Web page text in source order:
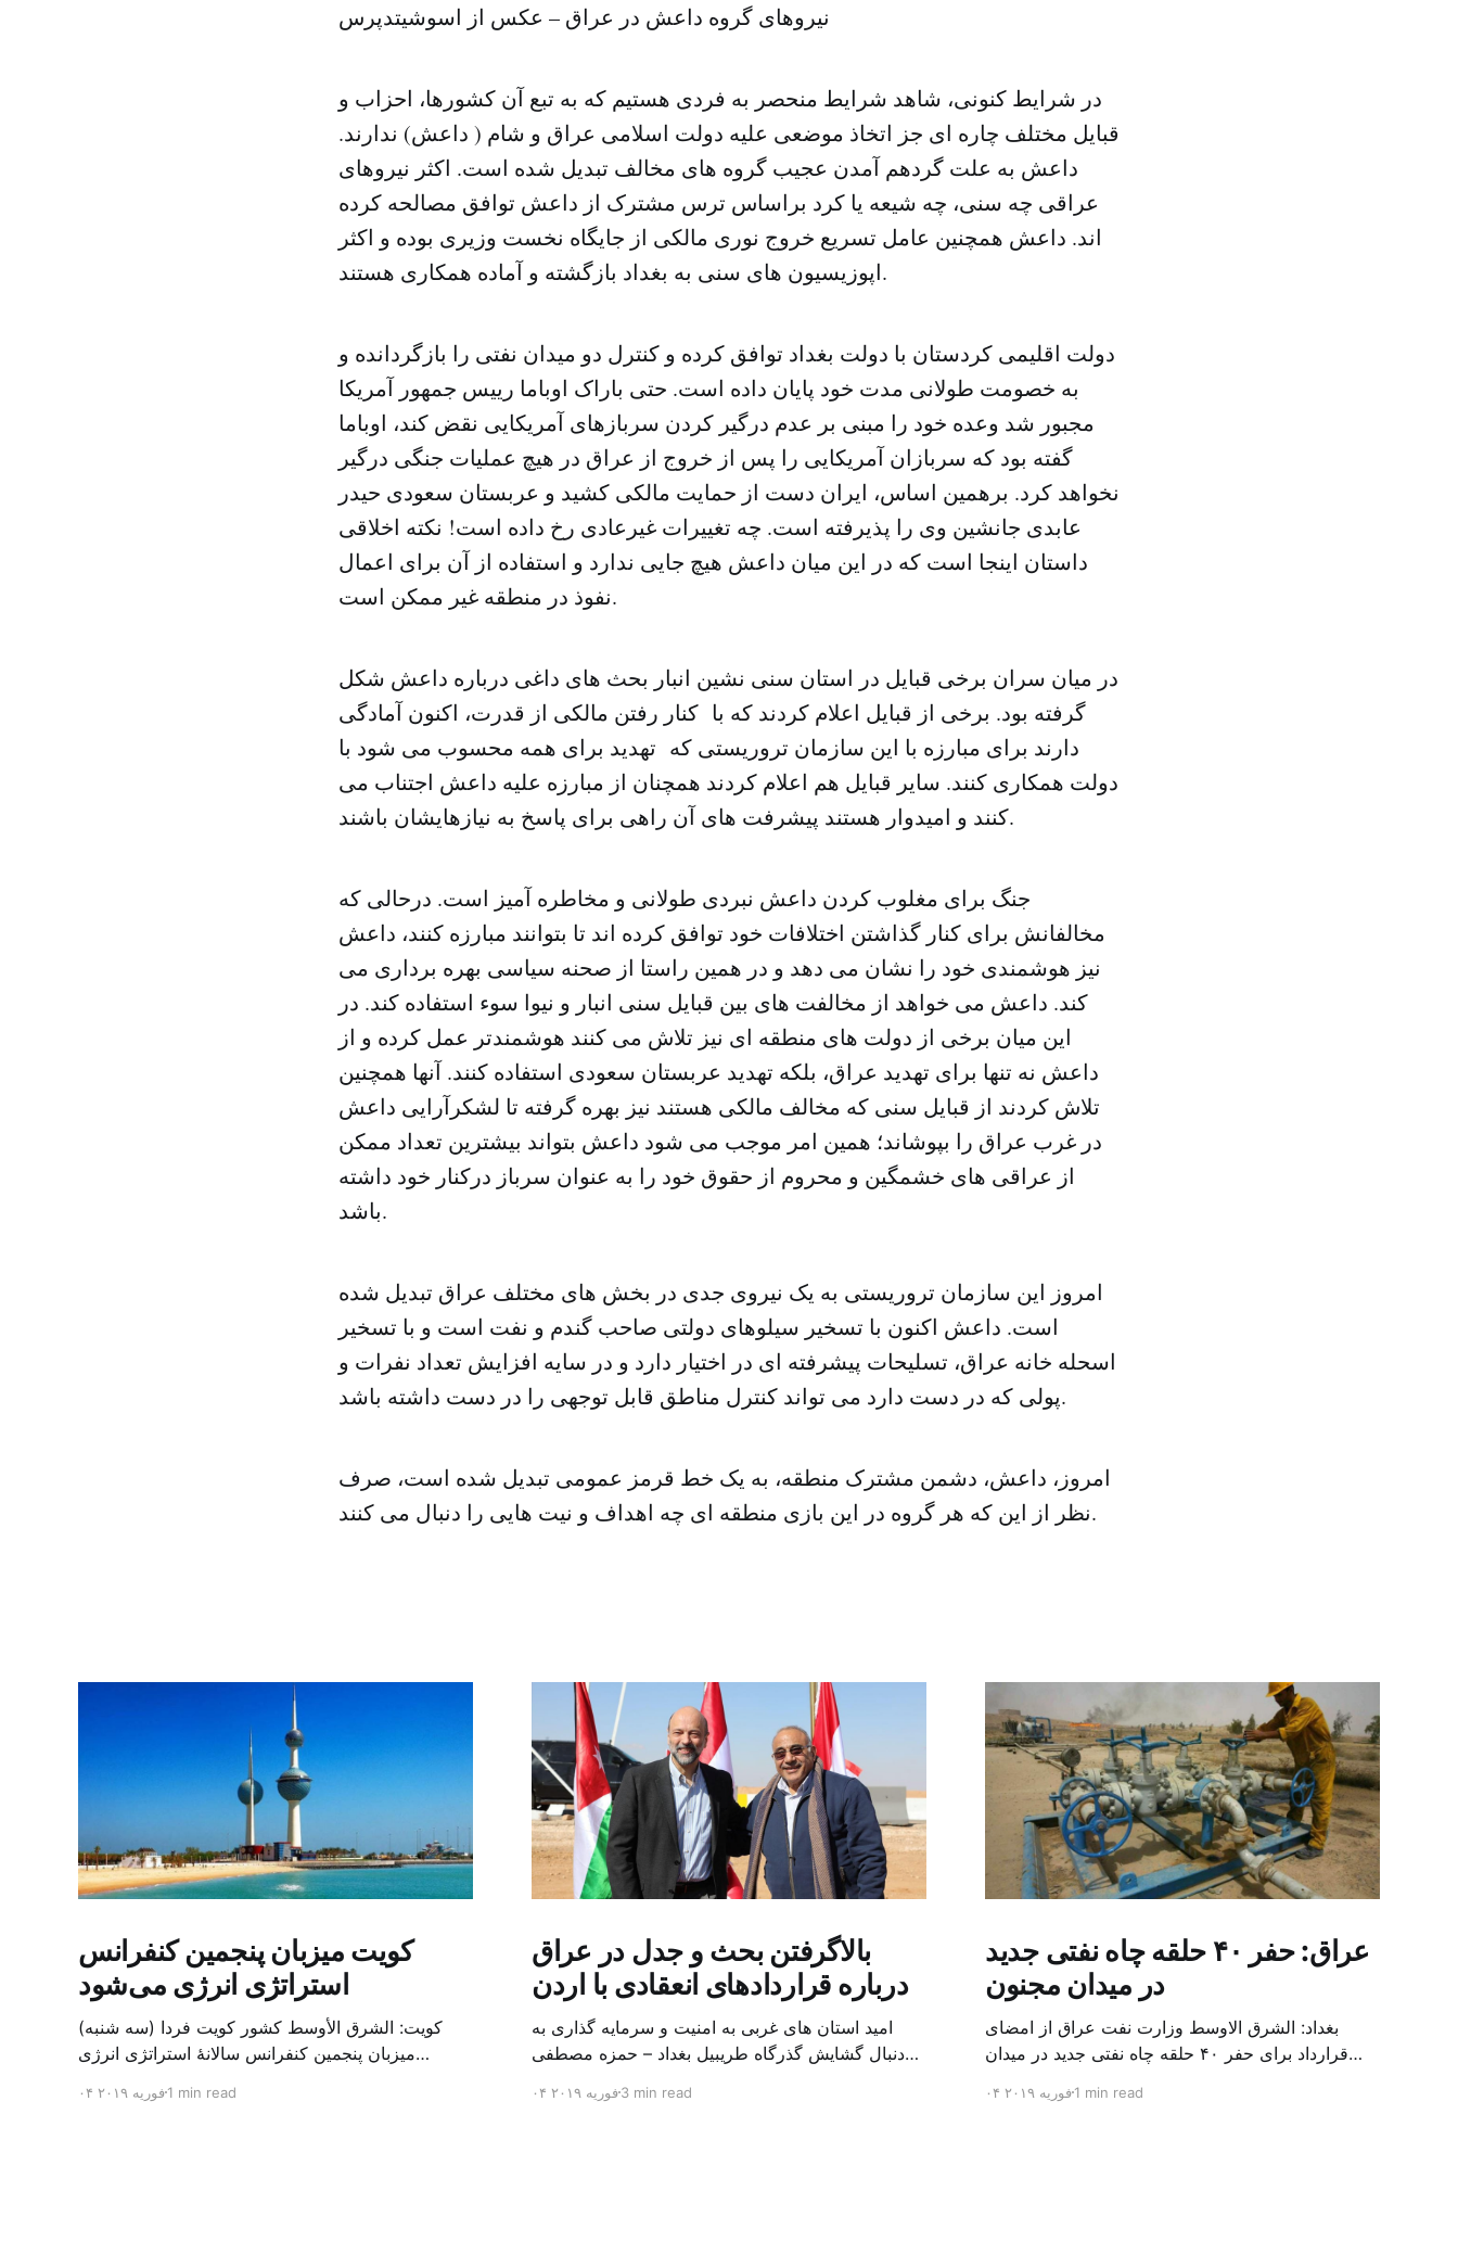
نیروهای گروه داعش در عراق – عکس از اسوشیتدپرس
در شرایط کنونی، شاهد شرایط منحصر به فردی هستیم که به تبع آن کشورها، احزاب و
قبایل مختلف چاره ای جز اتخاذ موضعی علیه دولت اسلامی عراق و شام ( داعش) ندارند.
داعش به علت گردهم آمدن عجیب گروه های مخالف تبدیل شده است. اکثر نیروهای
عراقی چه سنی، چه شیعه یا کرد براساس ترس مشترک از داعش توافق مصالحه کرده
اند. داعش همچنین عامل تسریع خروج نوری مالکی از جایگاه نخست وزیری بوده و اکثر
اپوزیسیون های سنی به بغداد بازگشته و آماده همکاری هستند.
دولت اقلیمی کردستان با دولت بغداد توافق کرده و کنترل دو میدان نفتی را بازگردانده و
به خصومت طولانی مدت خود پایان داده است. حتی باراک اوباما رییس جمهور آمریکا
مجبور شد وعده خود را مبنی بر عدم درگیر کردن سربازهای آمریکایی نقض کند، اوباما
گفته بود که سربازان آمریکایی را پس از خروج از عراق در هیچ عملیات جنگی درگیر
نخواهد کرد. برهمین اساس، ایران دست از حمایت مالکی کشید و عربستان سعودی حیدر
عابدی جانشین وی را پذیرفته است. چه تغییرات غیرعادی رخ داده است! نکته اخلاقی
داستان اینجا است که در این میان داعش هیچ جایی ندارد و استفاده از آن برای اعمال
نفوذ در منطقه غیر ممکن است.
در میان سران برخی قبایل در استان سنی نشین انبار بحث های داغی درباره داعش شکل
گرفته بود. برخی از قبایل اعلام کردند که با کنار رفتن مالکی از قدرت، اکنون آمادگی
دارند برای مبارزه با این سازمان تروریستی که تهدید برای همه محسوب می شود با
دولت همکاری کنند. سایر قبایل هم اعلام کردند همچنان از مبارزه علیه داعش اجتناب می
کنند و امیدوار هستند پیشرفت های آن راهی برای پاسخ به نیازهایشان باشند.
جنگ برای مغلوب کردن داعش نبردی طولانی و مخاطره آمیز است. درحالی که
مخالفانش برای کنار گذاشتن اختلافات خود توافق کرده اند تا بتوانند مبارزه کنند، داعش
نیز هوشمندی خود را نشان می دهد و در همین راستا از صحنه سیاسی بهره برداری می
کند. داعش می خواهد از مخالفت های بین قبایل سنی انبار و نیوا سوء استفاده کند. در
این میان برخی از دولت های منطقه ای نیز تلاش می کنند هوشمندتر عمل کرده و از
داعش نه تنها برای تهدید عراق، بلکه تهدید عربستان سعودی استفاده کنند. آنها همچنین
تلاش کردند از قبایل سنی که مخالف مالکی هستند نیز بهره گرفته تا لشکرآرایی داعش
در غرب عراق را بپوشاند؛ همین امر موجب می شود داعش بتواند بیشترین تعداد ممکن
از عراقی های خشمگین و محروم از حقوق خود را به عنوان سرباز درکنار خود داشته
باشد.
امروز این سازمان تروریستی به یک نیروی جدی در بخش های مختلف عراق تبدیل شده
است. داعش اکنون با تسخیر سیلوهای دولتی صاحب گندم و نفت است و با تسخیر
اسحله خانه عراق، تسلیحات پیشرفته ای در اختیار دارد و در سایه افزایش تعداد نفرات و
پولی که در دست دارد می تواند کنترل مناطق قابل توجهی را در دست داشته باشد.
امروز، داعش، دشمن مشترک منطقه، به یک خط قرمز عمومی تبدیل شده است، صرف
نظر از این که هر گروه در این بازی منطقه ای چه اهداف و نیت هایی را دنبال می کنند.
کویت میزبان پنجمین کنفرانس
استراتژی انرژی می‌شود
کویت: الشرق الأوسط کشور کویت فردا (سه شنبه)
میزبان پنجمین کنفرانس سالانهٔ استراتژی انرژی
الشرق الاوسط، حدود ۳۰۰ متخصص از شرکت‌های
۰۴ فوریه ۲۰۱۹1 min read
بالاگرفتن بحث و جدل در عراق
درباره قراردادهای انعقادی با اردن
امید استان های غربی به امنیت و سرمایه گذاری به
دنبال گشایش گذرگاه طریبیل بغداد – حمزه مصطفی
طریبیل توسط عادل عبد المهدی نخست وزیر عراق و
۰۴ فوریه ۲۰۱۹3 min read
عراق: حفر ۴۰ حلقه چاه نفتی جدید
در میدان مجنون
بغداد: الشرق الاوسط وزارت نفت عراق از امضای
قرارداد برای حفر ۴۰ حلقه چاه نفتی جدید در میدان
محمد خضیر مدعامل شرکت حفاری عراق روز یکشنبه
۰۴ فوریه ۲۰۱۹1 min read